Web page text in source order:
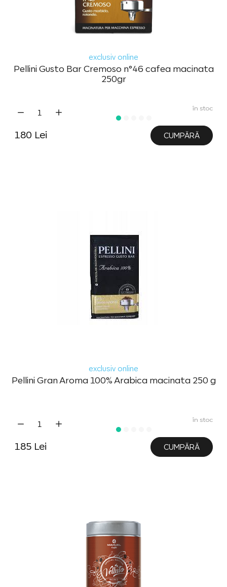
exclusiv online
Pellini Gusto Bar Cremoso n°46 cafea macinata
250gr
în stoc
180 Lei CUMPĂRĂ
exclusiv online
Pellini Gran Aroma 100% Arabica macinata 250 g
în stoc
185 Lei CUMPĂRĂ